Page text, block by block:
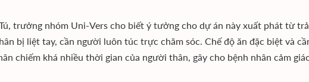
trưởng nhóm Uni-Vers cho biết ý tưởng cho dự án này xuất phát từ
bị liệt tay, cần người luôn túc trực chăm sóc. Chế độ ăn đặc biệt và
chiếm khá nhiều thời gian của người thân, gây cho bệnh nhân cảm